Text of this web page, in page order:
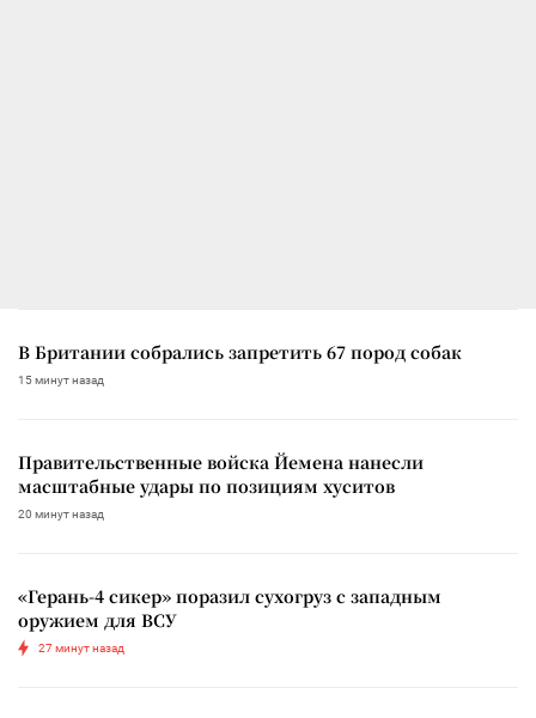
В Британии собрались запретить 67 пород собак
15 минут назад
Правительственные войска Йемена нанесли
масштабные удары по позициям хуситов
20 минут назад
«Герань-4 сикер» поразил сухогруз с западным
оружием для ВСУ
27 минут назад